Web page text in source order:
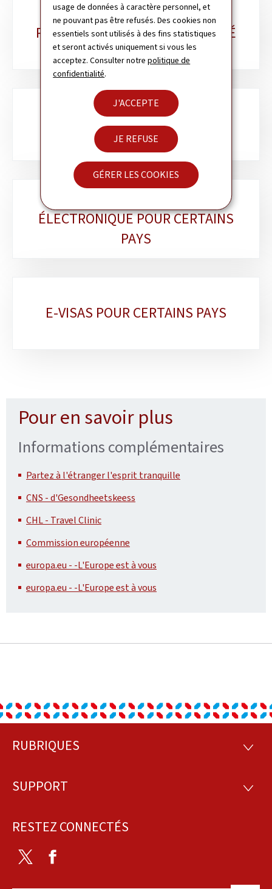
usage de données à caractère personnel, et
ne pouvant pas être refusés. Des cookies non
essentiels sont utilisés à des fins statistiques
et seront activés uniquement si vous les
acceptez. Consulter notrepolitique de
confidentialité.
J'ACCEPTE
JE REFUSE
GÉRER LES COOKIES
PASSEPORT & CARTE D'IDENTITÉ
LËTZEBUERGER AM AUSLAND
ÉLECTRONIQUE POUR CERTAINS
PAYS
E-VISAS POUR CERTAINS PAYS
Pour en savoir plus
Informations complémentaires
Partez à l'étranger l'esprit tranquille
CNS - d'Gesondheetskeess
CHL - Travel Clinic
Commission européenne
europa.eu - -L'Europe est à vous
europa.eu - -L'Europe est à vous
Pied
page
RUBRIQUES
SUPPORT
RESTEZ CONNECTÉS
Twitter